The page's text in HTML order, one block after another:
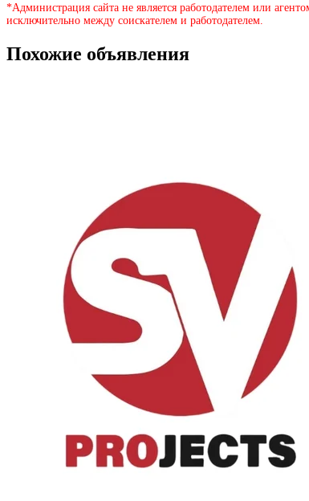
*Администрация сайта не является работодателем или
исключительно между соискателем и работодателем.
Похожие объявления